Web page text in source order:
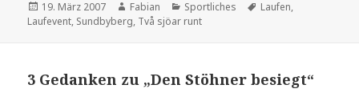
Veröffentlicht
am
19. März 2007 Autor
Fabian Kategorien
Sportliches Schlagwörter
Laufen,
Laufevent, Sundbyberg, Två sjöar runt
3 Gedanken zu „Den Stöhner besiegt“